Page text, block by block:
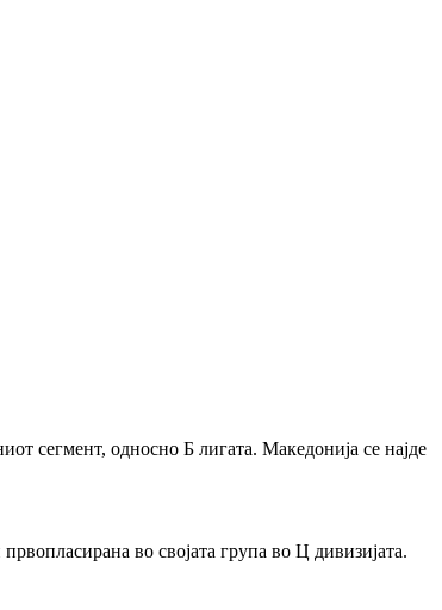
сегмент, односно Б лигата. Македонија се најде
во својата група во Ц дивизијата.